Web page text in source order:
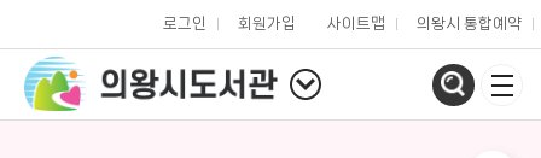
로그인 회원가입 사이트맵 의왕시 통합예약